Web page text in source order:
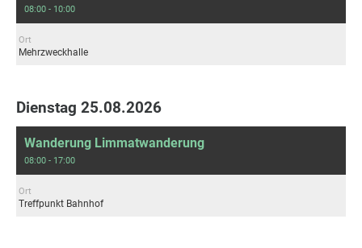
08:00 - 10:00
Ort
Mehrzweckhalle
Dienstag 25.08.2026
Wanderung Limmatwanderung
08:00 - 17:00
Ort
Treffpunkt Bahnhof